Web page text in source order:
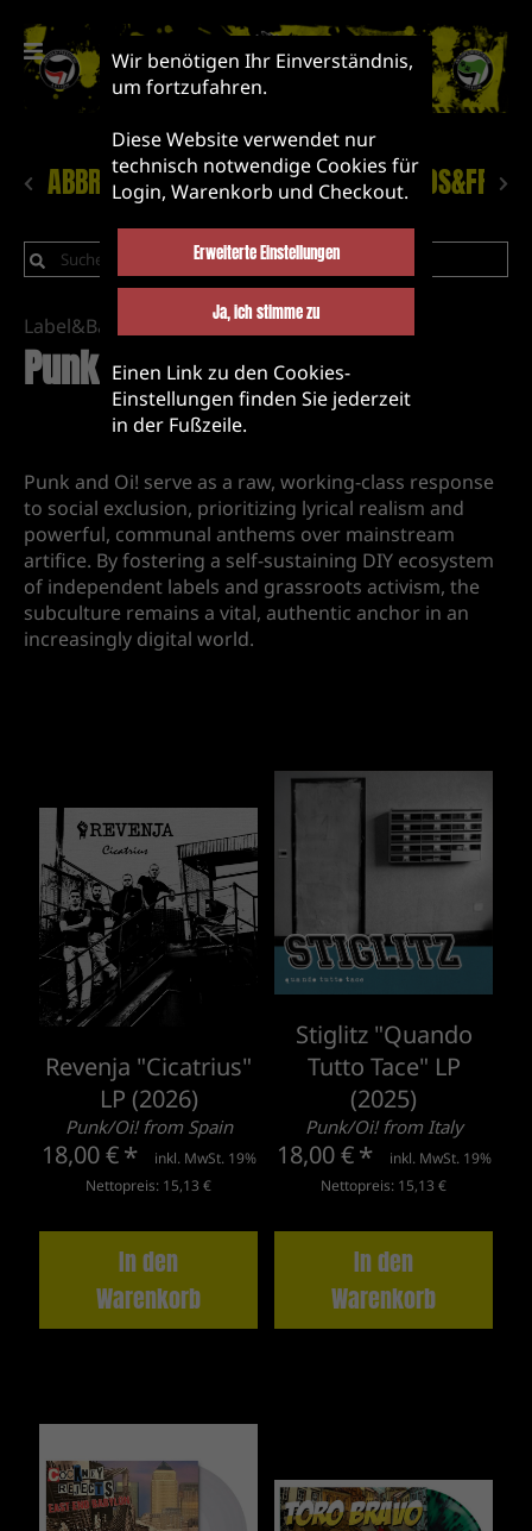
ABBRUCH! NEUHEITEN
Label&Bands&Friends
Punk/oi!
Punk and Oi! serve as a raw, working-class response
to social exclusion, prioritizing lyrical realism and
powerful, communal anthems over mainstream
artifice. By fostering a self-sustaining DIY ecosystem
of independent labels and grassroots activism, the
subculture remains a vital, authentic anchor in an
increasingly digital world.
Revenja "Cicatrius"
LP (2026)
Punk/Oi! from Spain
18,00 € *
inkl. MwSt. 19%
Nettopreis: 15,13 €
In den
Warenkorb
Stiglitz "Quando
Tutto Tace" LP
(2025)
Punk/Oi! from Italy
18,00 € *
inkl. MwSt. 19%
Nettopreis: 15,13 €
In den
Warenkorb
Wir benötigen Ihr Einverständnis,
um fortzufahren.
Diese Website verwendet nur
technisch notwendige Cookies für
Login, Warenkorb und Checkout.
Erweiterte Einstellungen
Ja, ich stimme zu
Einen Link zu den Cookies-
Einstellungen finden Sie jederzeit
in der Fußzeile.